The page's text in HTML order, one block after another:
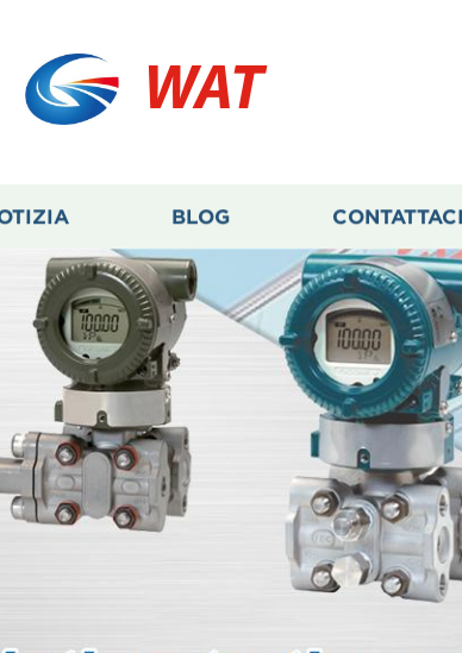
WAT
BLOG CONTATTACI